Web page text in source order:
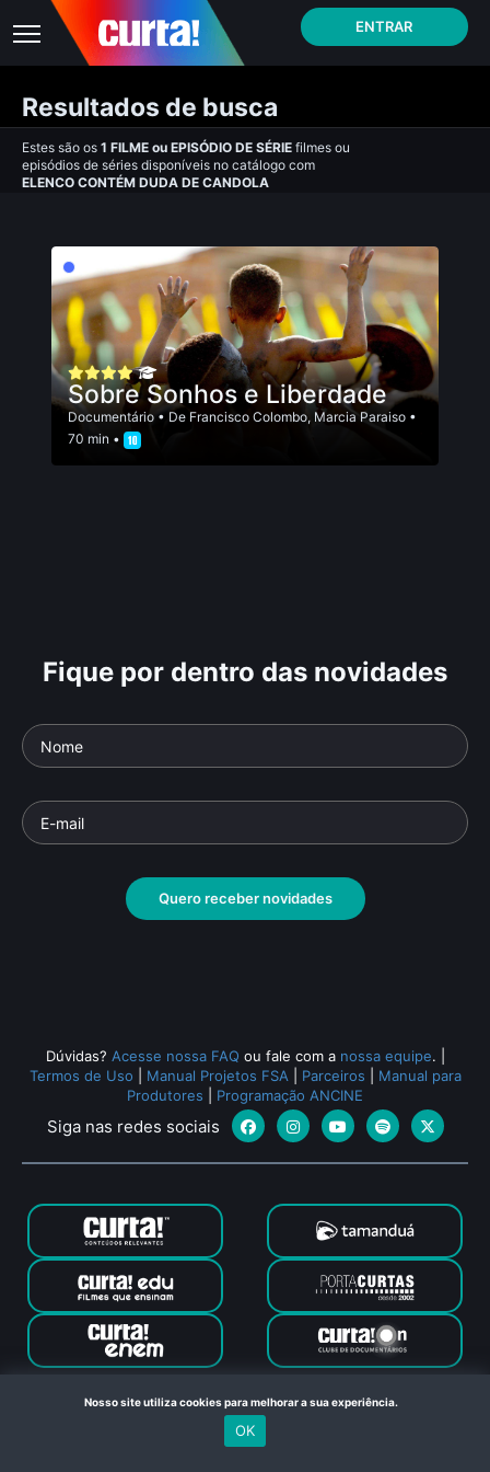
ENTRAR
Resultados de busca
Estes são os 1 FILME ou EPISÓDIO DE SÉRIE filmes ou
episódios de séries disponíveis no catálogo com
ELENCO CONTÉM DUDA DE CANDOLA
Sobre Sonhos e Liberdade
Documentário• De Francisco Colombo, Marcia Paraiso •
70 min •
Fique por dentro das novidades
Quero receber novidades
Dúvidas? Acesse nossa FAQ ou fale com a nossa equipe.
Termos de Uso
Manual Projetos FSA Parceiros
Manual para
Produtores
Programação ANCINE
Siga nas redes sociais
Canal Curta © 2024. Todos os direitos reservados. Feito com
no Rio de Janeiro
Nosso site utiliza cookies para melhorar a sua experiência.
OK